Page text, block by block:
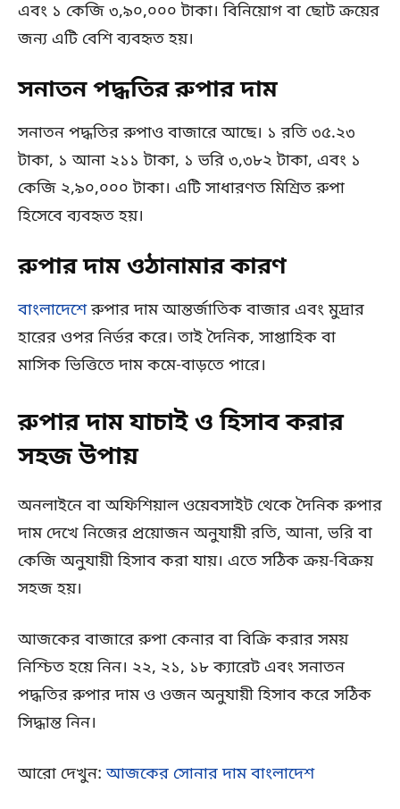
এবং ১ কেজি ৩,৯০,০০০ টাকা। বিনিয়োগ বা ছোট ক্রয়ের
জন্য এটি বেশি ব্যবহৃত হয়।
সনাতন পদ্ধতির রুপার দাম
সনাতন পদ্ধতির রুপাও বাজারে আছে। ১ রতি ৩৫.২৩
টাকা, ১ আনা ২১১ টাকা, ১ ভরি ৩,৩৮২ টাকা, এবং ১
কেজি ২,৯০,০০০ টাকা। এটি সাধারণত মিশ্রিত রুপা
হিসেবে ব্যবহৃত হয়।
রুপার দাম ওঠানামার কারণ
বাংলাদেশেরুপার দাম আন্তর্জাতিক বাজার এবং মুদ্রার
হারের ওপর নির্ভর করে। তাই দৈনিক, সাপ্তাহিক বা
মাসিক ভিত্তিতে দাম কমে-বাড়তে পারে।
রুপার দাম যাচাই ও হিসাব করার
সহজ উপায়
অনলাইনে বা অফিশিয়াল ওয়েবসাইট থেকে দৈনিক রুপার
দাম দেখে নিজের প্রয়োজন অনুযায়ী রতি, আনা, ভরি বা
কেজি অনুযায়ী হিসাব করা যায়। এতে সঠিক ক্রয়-বিক্রয়
সহজ হয়।
আজকের বাজারে রুপা কেনার বা বিক্রি করার সময়
নিশ্চিত হয়ে নিন। ২২, ২১, ১৮ ক্যারেট এবং সনাতন
পদ্ধতির রুপার দাম ও ওজন অনুযায়ী হিসাব করে সঠিক
সিদ্ধান্ত নিন।
আরো দেখুন:আজকের সোনার দাম বাংলাদেশ